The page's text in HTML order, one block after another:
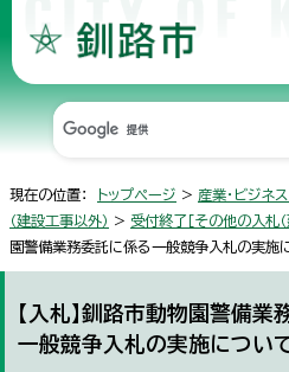
現在の位置： トップページ > 産業・ビジネス
（建設工事以外） > 受付終了［その他の入札（
園警備業務委託に係る一般競争入札の実施
【入札】釧路市動物園警備業
一般競争入札の実施につい